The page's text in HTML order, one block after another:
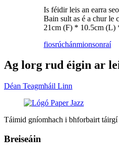
Is féidir leis an earra
Bain sult as é a chur le
21cm (F) * 10.5cm (L)
fiosrúchánmionsonraí
Ag lorg rud éigin ar
Déan Teagmháil Linn
Táimid gníomhach i bhforbairt táirgí
Breiseáin